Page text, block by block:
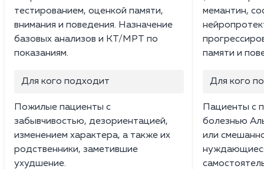
тестированием, оценкой памяти,
внимания и поведения. Назначение
базовых анализов и КТ/МРТ по
показаниям.
Для кого подходит
Пожилые пациенты с
забывчивостью, дезориентацией,
изменением характера, а также их
родственники, заметившие
ухудшение.
мемантин,
памяти и
Для кого
Пациенты с
болезнью
или